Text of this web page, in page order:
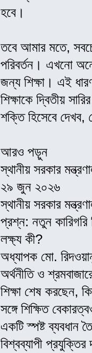
হবে।
তবে আমার মতে,
পরিবর্তন। এখনো
জন্য শিক্ষা। এই
শিক্ষাকে দ্বিতীয়
শক্তি হিসেবে
আরও পড়ুন
স্থানীয় সরকার
২৯ জুন ২০২৬
স্থানীয় সরকার
প্রশ্ন: নতুন
লক্ষ্য কী?
অধ্যাপক মো.
অর্থনীতি ও
শিক্ষা শেষ করছেন,
সঙ্গে শিক্ষিত
একটি স্পষ্ট ব্যবধান
বিশ্বব্যাপী